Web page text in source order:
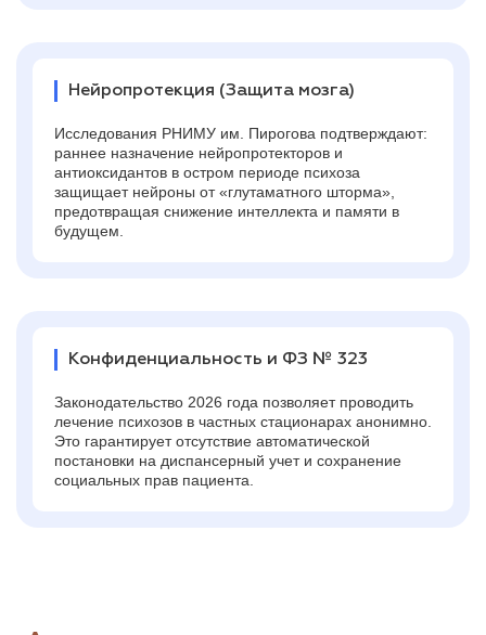
Нейропротекция (Защита мозга)
Исследования РНИМУ им. Пирогова подтверждают:
раннее назначение нейропротекторов и
антиоксидантов в остром периоде психоза
защищает нейроны от «глутаматного шторма»,
предотвращая снижение интеллекта и памяти в
будущем.
Конфиденциальность и ФЗ № 323
Законодательство 2026 года позволяет проводить
лечение психозов в частных стационарах анонимно.
Это гарантирует отсутствие автоматической
постановки на диспансерный учет и сохранение
социальных прав пациента.